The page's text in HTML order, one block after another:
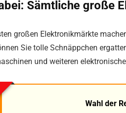
Sämtliche große
großen Elektronikmärkte
Sie tolle Schnäppchen
und weiteren
Wahl der